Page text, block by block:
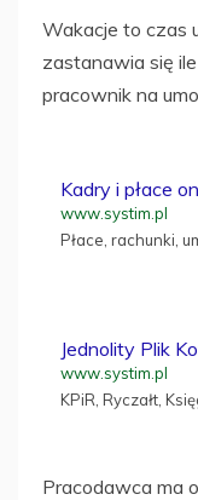
Wakacje to czas
zastanawia się ile
pracownik na
Kadry i płace
www.systim.pl
Płace, rachunki,
Jednolity Plik
www.systim.pl
KPiR, Ryczałt,
Pracodawca ma